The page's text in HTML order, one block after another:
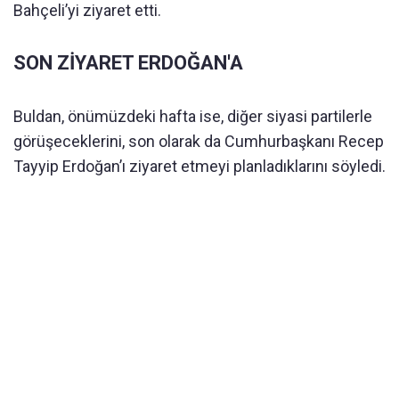
Bahçeli’yi ziyaret etti.
SON ZİYARET ERDOĞAN'A
Buldan, önümüzdeki hafta ise, diğer siyasi partilerle
görüşeceklerini, son olarak da Cumhurbaşkanı Recep
Tayyip Erdoğan’ı ziyaret etmeyi planladıklarını söyledi.